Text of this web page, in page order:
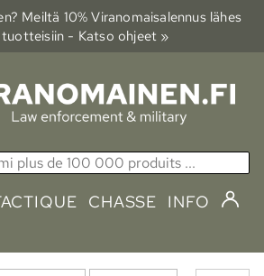
Meiltä 10% Viranomais­alennus lähes
tuotteisiin - Katso ohjeet »
CHASSE INFO